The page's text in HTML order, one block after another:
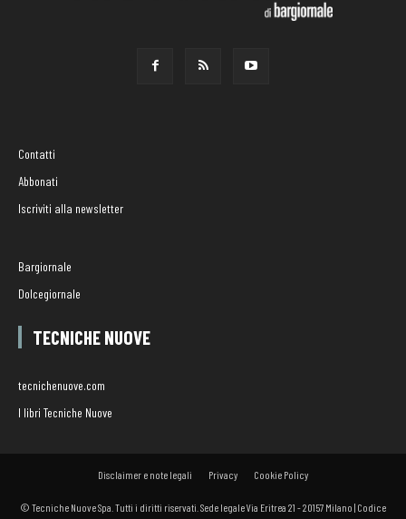
Contatti
Abbonati
Iscriviti alla newsletter
Bargiornale
Dolcegiornale
TECNICHE NUOVE
tecnichenuove.com
I libri Tecniche Nuove
Disclaimer e note legali Privacy Cookie Policy
© Tecniche Nuove Spa. Tutti i diritti riservati. Sede legale Via Eritrea 21 - 20157 Milano | Codice